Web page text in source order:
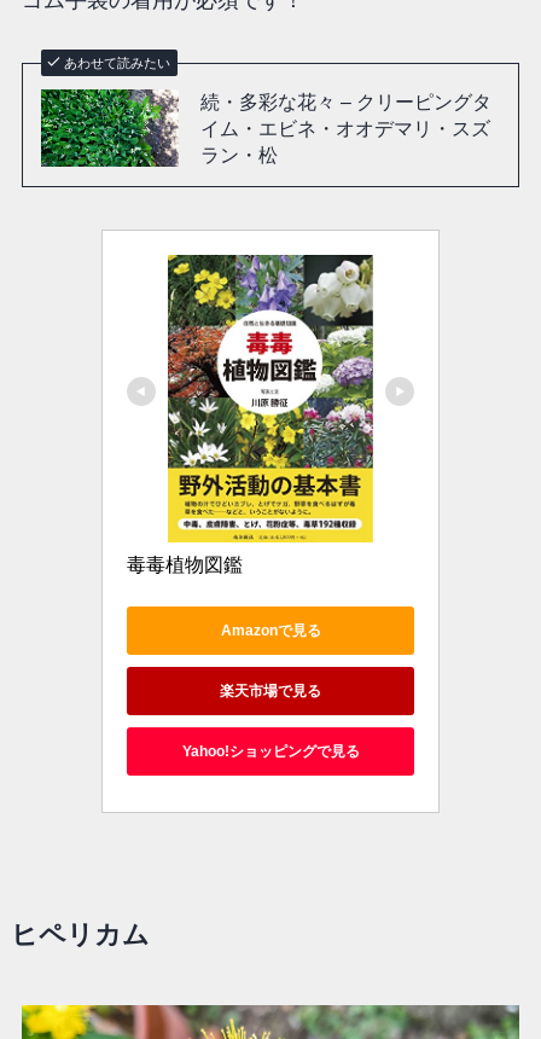
あわせて読みたい
続・多彩な花々 – クリーピングタ
イム・エビネ・オオデマリ・スズ
ラン・松
毒毒植物図鑑
Amazonで見る
楽天市場で見る
Yahoo!ショッピングで見る
ヒペリカム